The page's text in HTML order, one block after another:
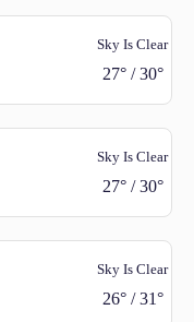
Sky Is Clear
27°/30°
Sky Is Clear
27°/30°
Sky Is Clear
26°/31°